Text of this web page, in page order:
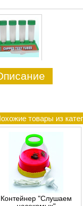
товары из
Контейнер "Слушаем